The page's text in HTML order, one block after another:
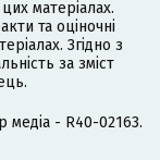
матеріалах.
та оціночні
Згідно з
за зміст
медіа - R40-02163.